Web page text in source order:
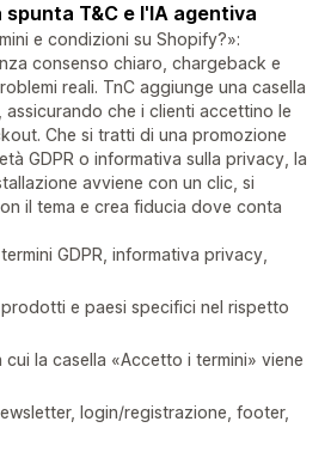
T&C e l'IA agentiva
e condizioni su Shopify?»:
consenso chiaro, chargeback e
reali. TnC aggiunge una casella
che i clienti accettino le
Che si tratti di una promozione
GDPR o informativa sulla privacy, la
avviene con un clic, si
il tema e crea fiducia dove conta
GDPR, informativa privacy,
e paesi specifici nel rispetto
cui la casella «Accetto i termini» viene
login/registrazione, footer,